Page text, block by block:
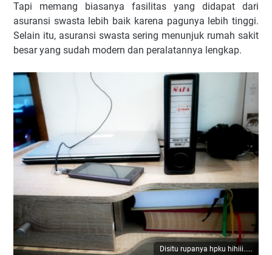
Tapi memang biasanya fasilitas yang didapat dari
asuransi swasta lebih baik karena pagunya lebih tinggi.
Selain itu, asuransi swasta sering menunjuk rumah sakit
besar yang sudah modern dan peralatannya lengkap.
Disitu rupanya hpku hihiii.....